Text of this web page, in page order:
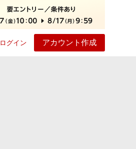
グイン アカウント作成